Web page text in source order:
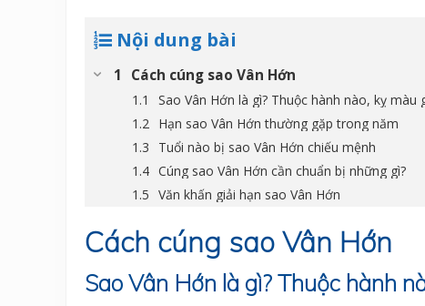
Nội dung bài
Cách cúng sao Vân Hớn
Sao Vân Hớn là gì? Thuộc hành nào, kỵ màu
Hạn sao Vân Hớn thường gặp trong năm
Tuổi nào bị sao Vân Hớn chiếu mệnh
Cúng sao Vân Hớn cần chuẩn bị những gì?
Văn khấn giải hạn sao Vân Hớn
Cách cúng sao Vân Hớn
Sao Vân Hớn là gì? Thuộc hành